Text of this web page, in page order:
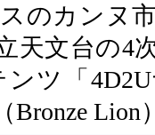
のカンヌ
天文台の4
ツ「
Bronze Lion